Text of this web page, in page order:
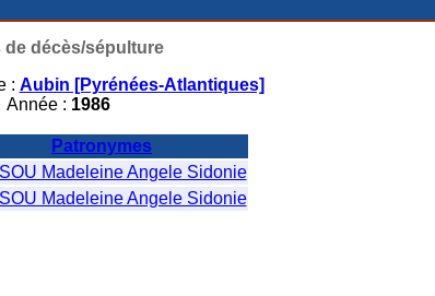
de décès/sépulture
: Aubin [Pyrénées-Atlantiques]
Année : 1986
Patronymes
Madeleine Angele Sidonie
Madeleine Angele Sidonie